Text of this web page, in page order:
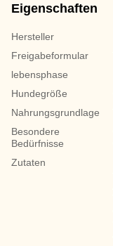
Eigenschaften
Hersteller
Freigabeformular
lebensphase
Hundegröße
Nahrungsgrundlage
Besondere
Bedürfnisse
Zutaten